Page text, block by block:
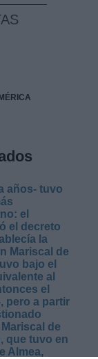
años- tuvo
el
el decreto
la
Mariscal de
bajo el
al
el
pero a partir
de
que tuvo en
Almea,